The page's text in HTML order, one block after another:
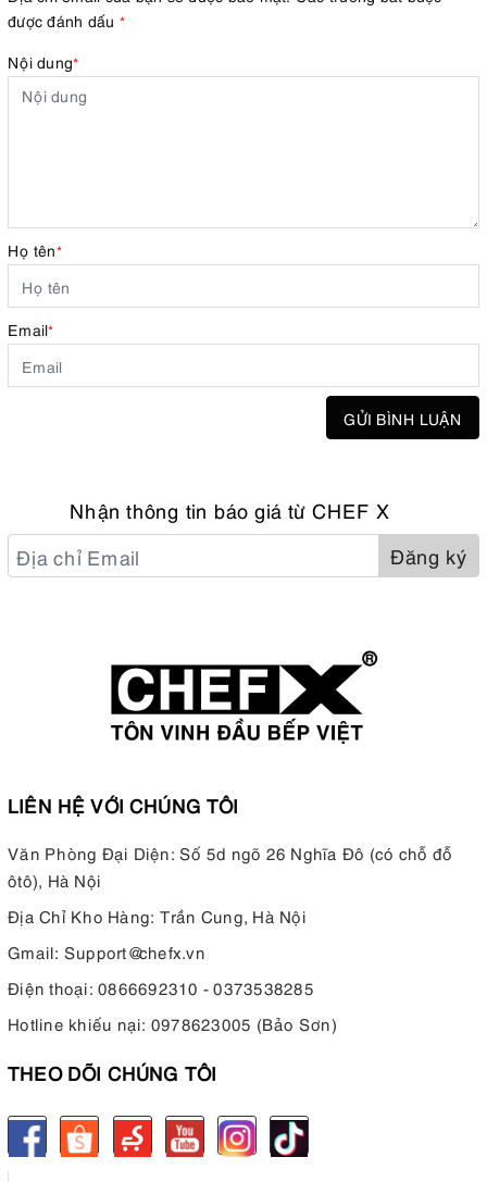
được đánh dấu *
Nội dung*
Họ tên*
Email*
GỬI BÌNH LUẬN
Nhận thông tin báo giá từ CHEF X
Đăng ký
LIÊN HỆ VỚI CHÚNG TÔI
Văn Phòng Đại Diện: Số 5d ngõ 26 Nghĩa Đô (có chỗ đỗ
ôtô), Hà Nội
Địa Chỉ Kho Hàng: Trần Cung, Hà Nội
Gmail: Support@chefx.vn
Điện thoại: 0866692310 - 0373538285
Hotline khiếu nại: 0978623005 (Bảo Sơn)
THEO DÕI CHÚNG TÔI